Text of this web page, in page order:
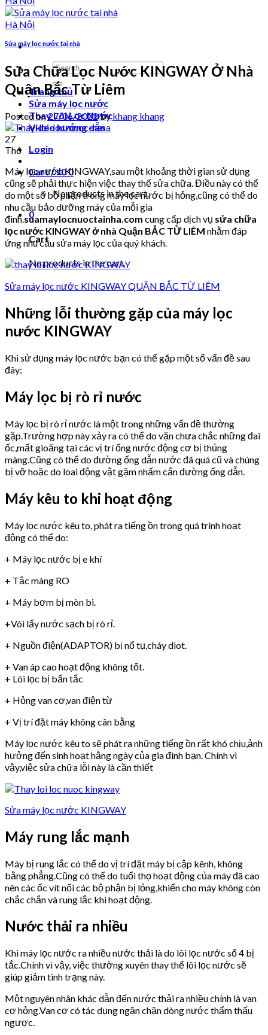
Search
for:
Trang chủ
Sửa máy lọc nước
Thay Lõi Lọc Nước
Video hướng dẫn
Login
Cart /₫00
No products in the cart.
0
Cart
No products in the cart.
Sửa máy lọc nước tại nhà
Sửa Chữa Lọc Nước KINGWAY Ở Nhà
Quận Bắc Từ Liêm
Posted on27/06/2022bykhang khang
27
Th6
Máy lọc nước KINGWAY,sau một khoảng thời gian sử dụng
cũng sẽ phải thực hiện việc thay thế sửa chữa. Điều này có thể
do một số bộ phận trong máy lọc nước bị hỏng,cũng có thể do
nhu cầu bảo dưỡng máy của mỗi gia
đình.suamaylocnuoctainha.com cung cấp dịch vụ sửa chữa
lọc nước KINGWAY ở nhà Quận BẮC TỪ LIÊM nhằm đáp
ứng nhu cầu sửa máy lọc của quý khách.
Sửa máy lọc nước KINGWAY QUẬN BẮC TỪ LIÊM
Những lỗi thường gặp của máy lọc
nước KINGWAY
Khi sử dụng máy lọc nước bạn có thể gặp một số vấn đề sau
đây:
Máy lọc bị rò rỉ nước
Máy lọc bị rò rỉ nước là một trong những vấn đề thường
gặp.Trường hợp này xảy ra có thể do vặn chưa chắc những đai
ốc,mất gioăng tại các vị trí ống nước động cơ bị thủng
màng.Cũng có thể do đường ống dẫn nước đã quá cũ và chúng
bị vỡ hoặc do loai động vật gặm nhấm cắn đường ống dẫn.
Máy kêu to khi hoạt động
Máy lọc nước kêu to, phát ra tiếng ồn trong quá trình hoạt
động có thể do:
+ Máy lọc nước bị e khí
+ Tắc màng RO
+ Máy bơm bị mòn bi.
+Vòi lấy nước sạch bị rò rỉ.
+ Nguồn điện(ADAPTOR) bị nổ tụ,cháy diot.
+ Van áp cao hoạt động không tốt.
+ Lõi lọc bị bẩn tắc
+ Hỏng van cơ,van điện từ
+ Vị trí đặt máy không cân bằng
Máy lọc nước kêu to sẽ phát ra những tiếng ồn rất khó chịu,ảnh
hưởng đến sinh hoạt hằng ngày của gia đình bạn. Chính vì
vậy,việc sửa chữa lỗi này là cần thiết
Sửa máy lọc nước KINGWAY
Máy rung lắc mạnh
Máy bị rung lắc có thể do vị trí đặt máy bị cập kênh, không
bằng phẳng.Cũng có thể do tuổi thọ hoạt động của máy đã cao
nên các ốc vít nối các bộ phận bị lỏng,khiến cho máy không còn
chắc chắn và rung lắc khi hoạt động.
Nước thải ra nhiều
Khi máy lọc nước ra nhiều nước thải là do lõi lọc nước số 4 bị
tắc.Chính vì vậy, việc thường xuyên thay thế lõi lọc nước sẽ
giúp giảm tình trạng này.
Một nguyên nhân khác dẫn đến nước thải ra nhiều chính là van
cơ hỏng.Van cơ có tác dụng ngăn chặn dòng nước thẩm thấu
ngược.